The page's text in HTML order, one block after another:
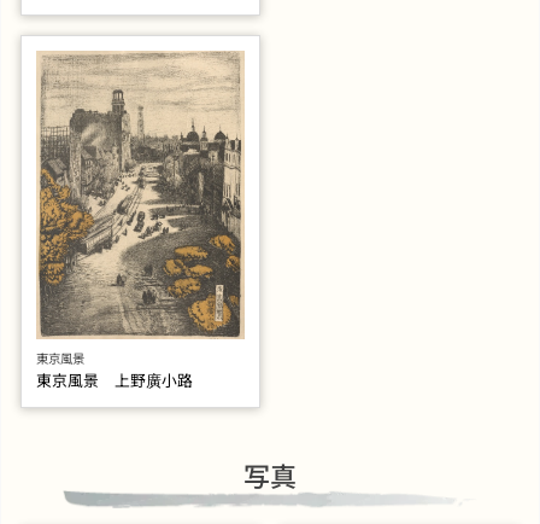
東京風景
東京風景 上野廣小路
写真